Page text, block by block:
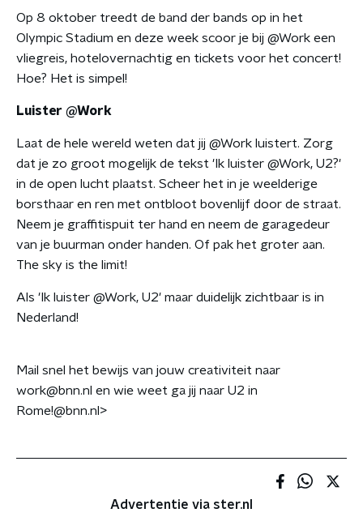
Op 8 oktober treedt de band der bands op in het
Olympic Stadium en deze week scoor je bij @Work een
vliegreis, hotelovernachtig en tickets voor het concert!
Hoe? Het is simpel!
Luister @Work
Laat de hele wereld weten dat jij @Work luistert. Zorg
dat je zo groot mogelijk de tekst 'Ik luister @Work, U2?'
in de open lucht plaatst. Scheer het in je weelderige
borsthaar en ren met ontbloot bovenlijf door de straat.
Neem je graffitispuit ter hand en neem de garagedeur
van je buurman onder handen. Of pak het groter aan.
The sky is the limit!
Als 'Ik luister @Work, U2' maar duidelijk zichtbaar is in
Nederland!
Mail snel het bewijs van jouw creativiteit naar
work@bnn.nl en wie weet ga jij naar U2 in
Rome!@bnn.nl>
Advertentie via ster.nl